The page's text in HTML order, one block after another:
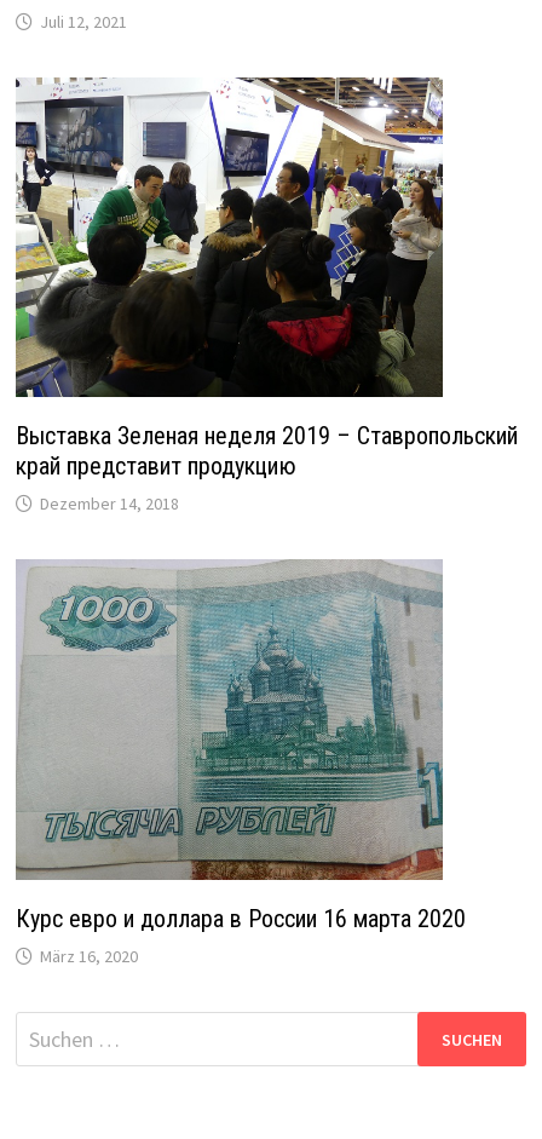
Juli 12, 2021
Выставка Зеленая неделя 2019 – Ставропольский
край представит продукцию
Dezember 14, 2018
Курс евро и доллара в России 16 марта 2020
März 16, 2020
Suche
nach: